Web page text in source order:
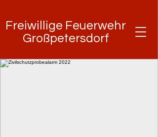
Freiwillige Feuerwehr
Großpetersdorf
Freiwillige Feuerwehr
Großpetersdorf